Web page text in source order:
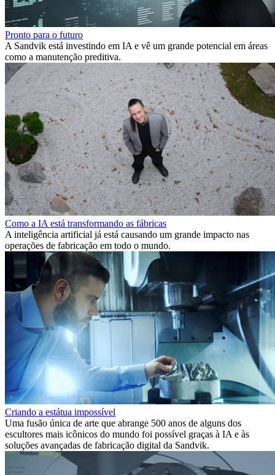
Pronto para o futuro
A Sandvik está investindo em IA e vê um grande potencial em áreas
como a manutenção preditiva.
Como a IA está transformando as fábricas
A inteligência artificial já está causando um grande impacto nas
operações de fabricação em todo o mundo.
Criando a estátua impossível
Uma fusão única de arte que abrange 500 anos de alguns dos
escultores mais icônicos do mundo foi possível graças à IA e às
soluções avançadas de fabricação digital da Sandvik.